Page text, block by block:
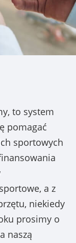
to system
pomagać
sportowych
a z
niekiedy
prosimy o
naszą